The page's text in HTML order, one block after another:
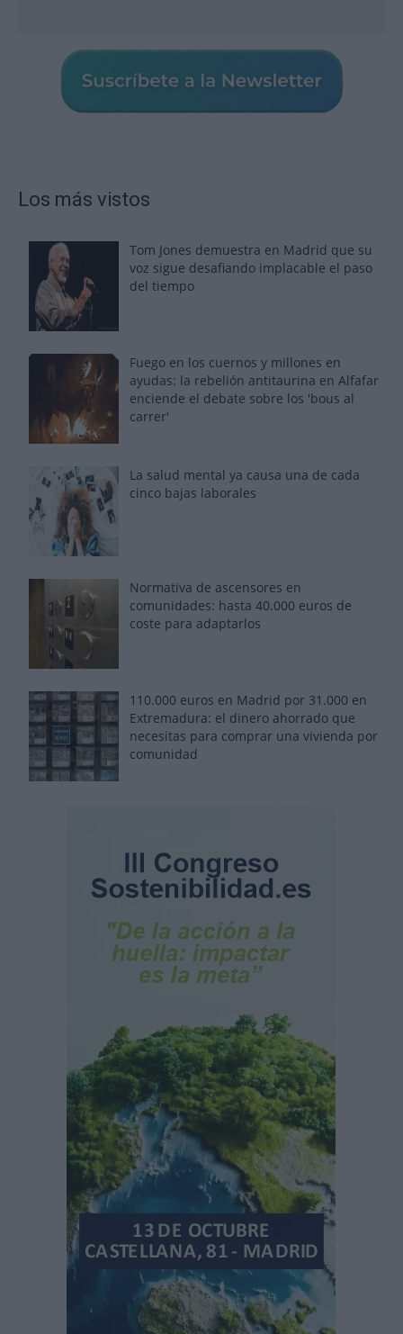
Los más vistos
Tom Jones demuestra en Madrid que su
voz sigue desafiando implacable el paso
del tiempo
Fuego en los cuernos y millones en
ayudas: la rebelión antitaurina en Alfafar
enciende el debate sobre los 'bous al
carrer'
La salud mental ya causa una de cada
cinco bajas laborales
Normativa de ascensores en
comunidades: hasta 40.000 euros de
coste para adaptarlos
110.000 euros en Madrid por 31.000 en
Extremadura: el dinero ahorrado que
necesitas para comprar una vivienda por
comunidad